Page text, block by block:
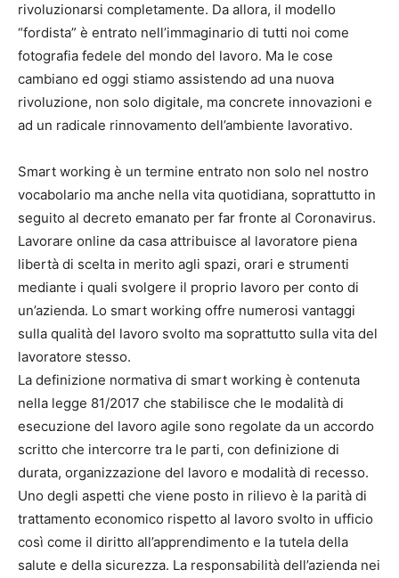
rivoluzionarsi completamente. Da allora, il modello
“fordista” è entrato nell’immaginario di tutti noi come
fotografia fedele del mondo del lavoro. Ma le cose
cambiano ed oggi stiamo assistendo ad una nuova
rivoluzione, non solo digitale, ma concrete innovazioni e
ad un radicale rinnovamento dell’ambiente lavorativo.
Smart working è un termine entrato non solo nel nostro
vocabolario ma anche nella vita quotidiana, soprattutto in
seguito al decreto emanato per far fronte al Coronavirus.
Lavorare online da casa attribuisce al lavoratore piena
libertà di scelta in merito agli spazi, orari e strumenti
mediante i quali svolgere il proprio lavoro per conto di
un’azienda. Lo smart working offre numerosi vantaggi
sulla qualità del lavoro svolto ma soprattutto sulla vita del
lavoratore stesso.
La definizione normativa di smart working è contenuta
nella legge 81/2017 che stabilisce che le modalità di
esecuzione del lavoro agile sono regolate da un accordo
scritto che intercorre tra le parti, con definizione di
durata, organizzazione del lavoro e modalità di recesso.
Uno degli aspetti che viene posto in rilievo è la parità di
trattamento economico rispetto al lavoro svolto in ufficio
così come il diritto all’apprendimento e la tutela della
salute e della sicurezza. La responsabilità dell’azienda nei